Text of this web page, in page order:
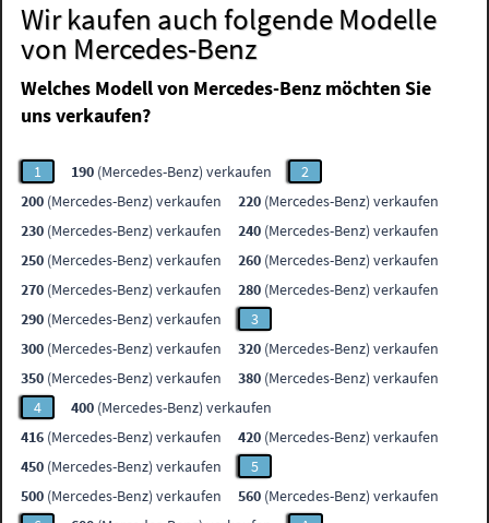
Wir kaufen auch folgende Modelle
von Mercedes-Benz
Welches Modell von Mercedes-Benz möchten Sie
uns verkaufen?
1 190 (Mercedes-Benz) verkaufen
2
200 (Mercedes-Benz) verkaufen 220 (Mercedes-Benz) verkaufen
230 (Mercedes-Benz) verkaufen 240 (Mercedes-Benz) verkaufen
250 (Mercedes-Benz) verkaufen 260 (Mercedes-Benz) verkaufen
270 (Mercedes-Benz) verkaufen 280 (Mercedes-Benz) verkaufen
290 (Mercedes-Benz) verkaufen
3
300 (Mercedes-Benz) verkaufen 320 (Mercedes-Benz) verkaufen
350 (Mercedes-Benz) verkaufen 380 (Mercedes-Benz) verkaufen
4
400 (Mercedes-Benz) verkaufen
416 (Mercedes-Benz) verkaufen 420 (Mercedes-Benz) verkaufen
450 (Mercedes-Benz) verkaufen
5
500 (Mercedes-Benz) verkaufen 560 (Mercedes-Benz) verkaufen